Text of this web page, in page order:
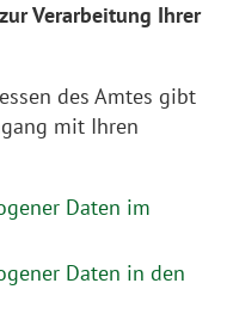
Verarbeitung Ihrer
des Amtes gibt
mit Ihren
Daten im
Daten in den